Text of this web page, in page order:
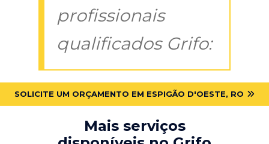
profissionais
qualificados Grifo:
SOLICITE UM ORÇAMENTO EM ESPIGÃO D'OESTE, RO
Mais serviços